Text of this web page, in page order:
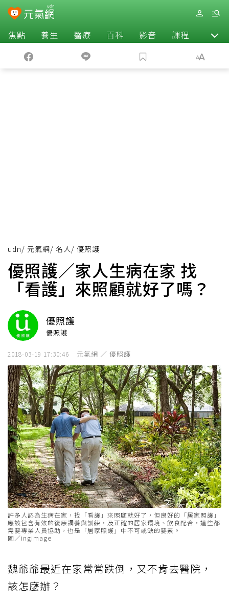
焦點 養生 醫療 百科 影音 課程 退休
udn/ 元氣網/ 名人/ 優照護
優照護／家人生病在家 找
「看護」來照顧就好了嗎？
優照護
優照護
2018-03-19 17:30:46 元氣網 ／ 優照護
許多人認為生病在家，找「看護」來照顧就好了，但良好的「居家照護」
應該包含有效的復原調養與訓練，及正確的居家環境、飲食配合，這些都
需要專業人員協助，也是「居家照護」中不可或缺的要素。
圖／ingimage
魏爺爺最近在家常常跌倒，又不肯去醫院，
該怎麼辦？